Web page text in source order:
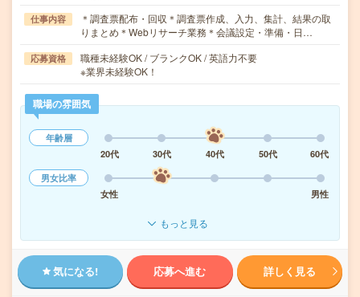
仕事内容
＊調査票配布・回収＊調査票作成、入力、集計、結果の取
りまとめ＊Webリサーチ業務＊会議設定・準備・日…
応募資格
職種未経験OK / ブランクOK / 英語力不要
※業界未経験OK！
職場の雰囲気
年齢層
20代
30代 40代 50代
60代
男女比率
女性
男性
もっと見る
気になる! 応募へ進む 詳しく見る